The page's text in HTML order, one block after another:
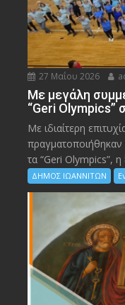
27 Μαΐου 2026
Με μεγάλη
“Geri Olympics”
Με ιδιαίτερη
τα “Geri Olympics”, η
ΔΗΜΟΣ ΙΩΑΝΝΙΤΩΝ